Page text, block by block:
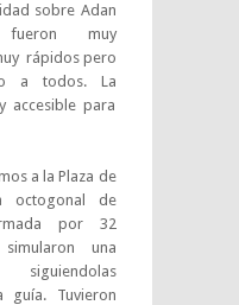
sobre Adan
muy
rápidos pero
a todos. La
accesible para
a la Plaza de
octogonal de
por 32
una
guía. Tuvieron